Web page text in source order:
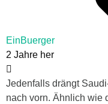
EinBuerger
2 Jahre her
Jedenfalls drängt
nach vorn. Ähnlich wie